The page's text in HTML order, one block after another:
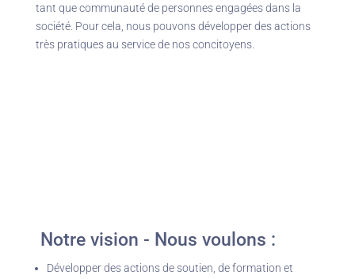
tant que communauté de personnes engagées dans la
société. Pour cela, nous pouvons développer des actions
très pratiques au service de nos concitoyens.
Notre vision - Nous voulons :
Développer des actions de soutien, de formation et